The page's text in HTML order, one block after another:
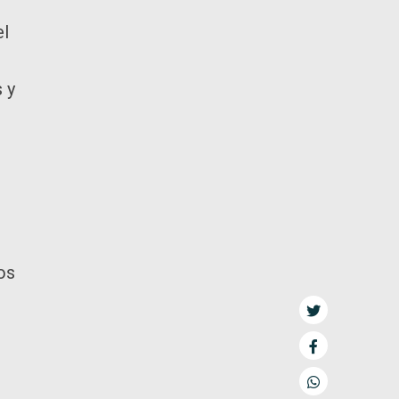
y